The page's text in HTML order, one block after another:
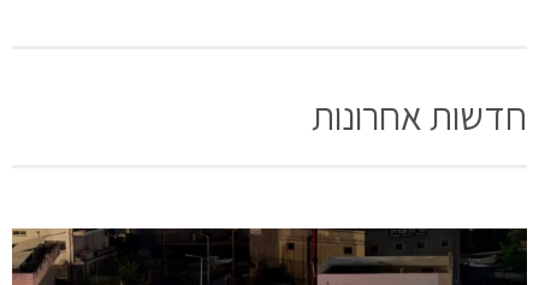
חדשות אחרונות